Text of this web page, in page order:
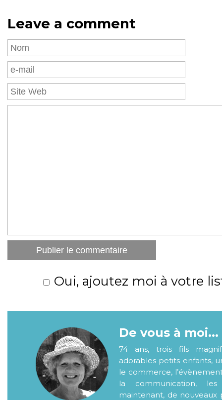
Leave a comment
Oui, ajoutez moi à votre
De vous à moi...
74 ans, trois fils
adorables petits enfants,
le commerce,
la communication,
maintenant, de nouveaux